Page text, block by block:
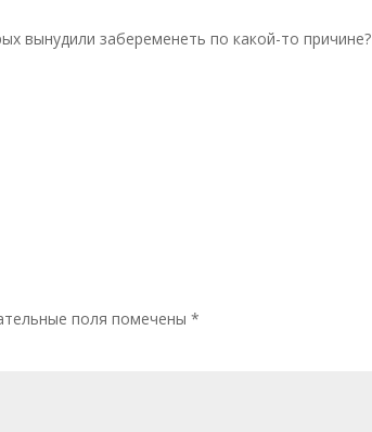
вынудили забеременеть по какой-то причине?
поля помечены*